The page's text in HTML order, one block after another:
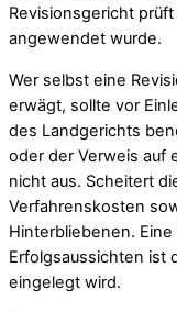
Revisionsgericht
angewendet wurde.
Wer selbst eine
erwägt, sollte vor
des Landgerichts
oder der Verweis auf
nicht aus. Scheitert
Verfahrenskosten
Hinterbliebenen.
Erfolgsaussichten ist
eingelegt wird.